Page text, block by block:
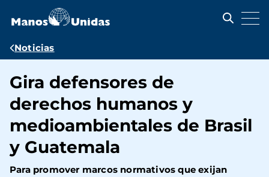
contenido
Ruta
navegación
Noticias
Gira defensores de
derechos humanos y
medioambientales de Brasil
y Guatemala
Para promover marcos normativos que exijan